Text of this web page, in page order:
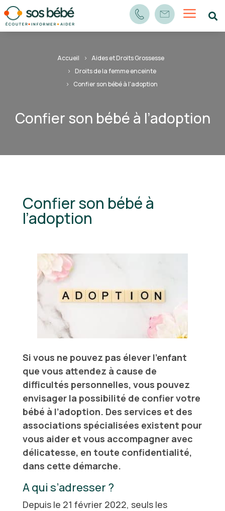
a 
Accueil
Aides et Droits Grossesse
Droits de la femme enceinte
Confier son bébé à l'adoption
Confier son bébé à l’adoption
Confier son bébé à
l’adoption
Si vous ne pouvez pas élever l’enfant
que vous attendez à cause de
difficultés personnelles, vous pouvez
envisager la possibilité de confier votre
bébé à l’adoption. Des services et des
associations spécialisées existent pour
vous aider et vous accompagner avec
délicatesse, en toute confidentialité,
dans cette démarche.
A qui s’adresser ?
Depuis le 21 février 2022, seuls les